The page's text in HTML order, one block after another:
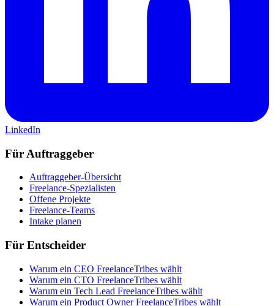
LinkedIn
Für Auftraggeber
Auftraggeber-Übersicht
Freelance-Spezialisten
Offene Projekte
Freelance-Teams
Intake planen
Für Entscheider
Warum ein CEO FreelanceTribes wählt
Warum ein CTO FreelanceTribes wählt
Warum ein Tech Lead FreelanceTribes wählt
Warum ein Product Owner FreelanceTribes wählt